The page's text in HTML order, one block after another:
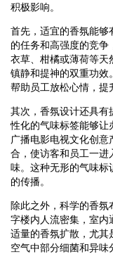
积极影响。
首先，适宜的香氛能够
的任务和高强度的竞
衣草、柑橘或薄荷等天
镇静和提神的双重功效
帮助员工放松心情，提
其次，香氛设计还具有
性化的气味标签能够让
广播电影电视文化创
合，使访客和员工一进
味。这种无形的气味标
的传播。
除此之外，科学的香
字楼内人流密集，室内
适量的香氛扩散，尤其
空气中部分细菌和异味